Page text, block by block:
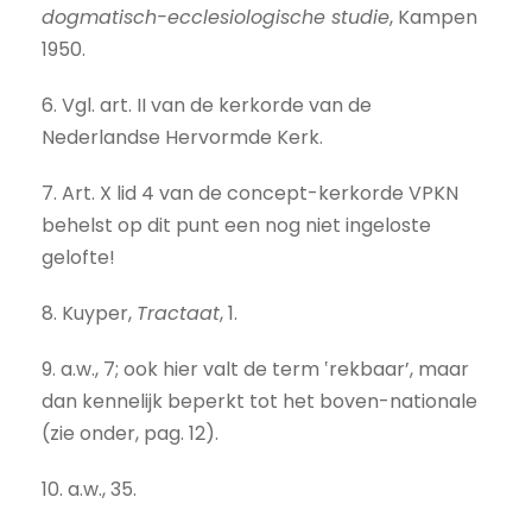
dogmatisch-ecclesiologische studie, Kampen
1950.
6. Vgl. art. II van de kerkorde van de
Nederlandse Hervormde Kerk.
7. Art. X lid 4 van de concept-kerkorde VPKN
behelst op dit punt een nog niet ingeloste
gelofte!
8. Kuyper, Tractaat, 1.
9. a.w., 7; ook hier valt de term ‛rekbaar’, maar
dan kennelijk beperkt tot het boven-nationale
(zie onder, pag. 12).
10. a.w., 35.